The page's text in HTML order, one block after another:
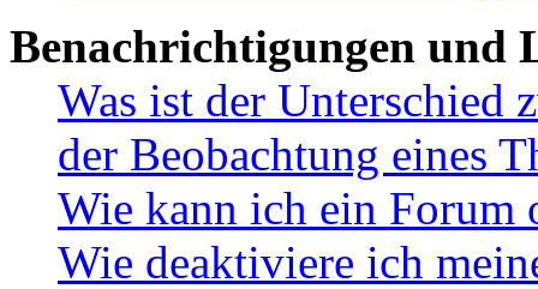
Benachrichtigungen und
Was ist der Unterschied
der Beobachtung eines
Wie kann ich ein Forum
Wie deaktiviere ich